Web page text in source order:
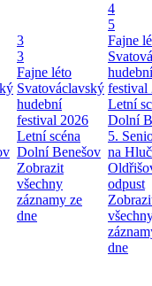
3
3
Fajne léto
Svatováclavský
hudební
festival 2026
Letní scéna
Dolní Benešov
Zobrazit
všechny
záznamy ze
dne
4
5
Fajne
hudební
festival
Letní
Dolní
5.
na
odpust
dne